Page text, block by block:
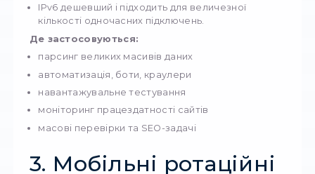
SMM та мультиакаунтинг
2. Датацентрові
ротаційні проксі
Ці IP належать дата-центрам і видаються
серверним обладнанням.